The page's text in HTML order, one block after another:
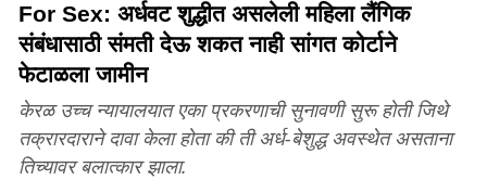
For Sex: अर्धवट शुद्धीत असलेली महिला लैंगिक
संबंधासाठी संमती देऊ शकत नाही सांगत कोर्टाने
फेटाळला जामीन
केरळ उच्च न्यायालयात एका प्रकरणाची सुनावणी सुरू होती जिथे
तक्रारदाराने दावा केला होता की ती अर्ध-बेशुद्ध अवस्थेत असताना
तिच्यावर बलात्कार झाला.